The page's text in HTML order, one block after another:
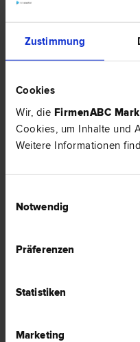
Zustimmung
Cookies
Wir, die FirmenABC
Cookies, um Inhalte und
Weitere Informationen
Notwendig
Präferenzen
Statistiken
Marketing
Rechtsnews &
"Familienrecht"
EXPERTENTIPP
Familienunternehmen sind
geschäftliche Komponenten